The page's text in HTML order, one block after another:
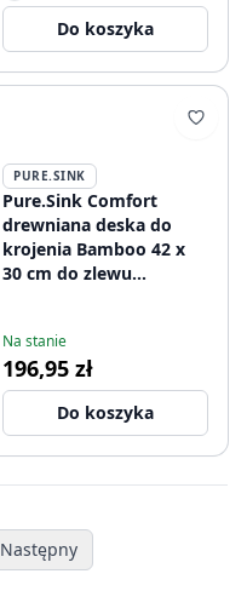
Do koszyka
PURE.SINK
Pure.Sink Comfort
drewniana deska do
krojenia Bamboo 42 x
30 cm do zlewu
Na stanie
196,95 zł
Do koszyka
Następny